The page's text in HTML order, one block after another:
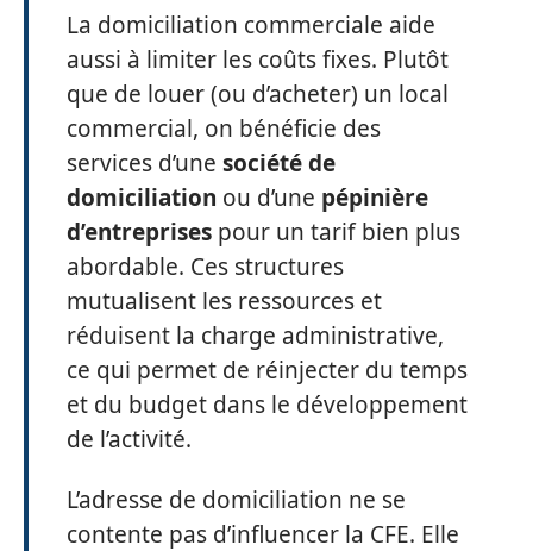
La domiciliation commerciale aide
aussi à limiter les coûts fixes. Plutôt
que de louer (ou d’acheter) un local
commercial, on bénéficie des
services d’une société de
domiciliation ou d’une pépinière
d’entreprises pour un tarif bien plus
abordable. Ces structures
mutualisent les ressources et
réduisent la charge administrative,
ce qui permet de réinjecter du temps
et du budget dans le développement
de l’activité.
L’adresse de domiciliation ne se
contente pas d’influencer la CFE. Elle